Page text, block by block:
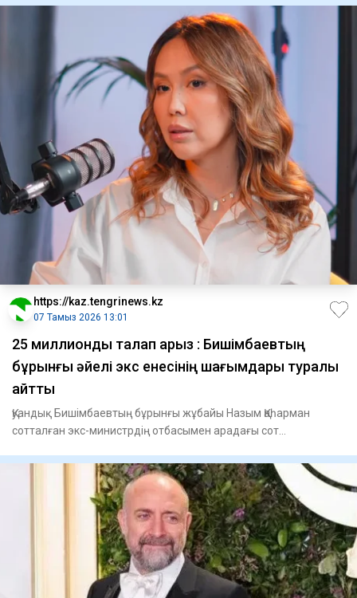
https://kaz.tengrinews.kz
07 Тамыз 2026 13:01
25 миллиондық талап арыз : Бишімбаевтың
бұрынғы әйелі экс енесінің шағымдары туралы
айтты
Қуандық Бишімбаевтың бұрынғы жұбайы Назым Қаһарман
сотталған экс-министрдің отбасымен арадағы сот